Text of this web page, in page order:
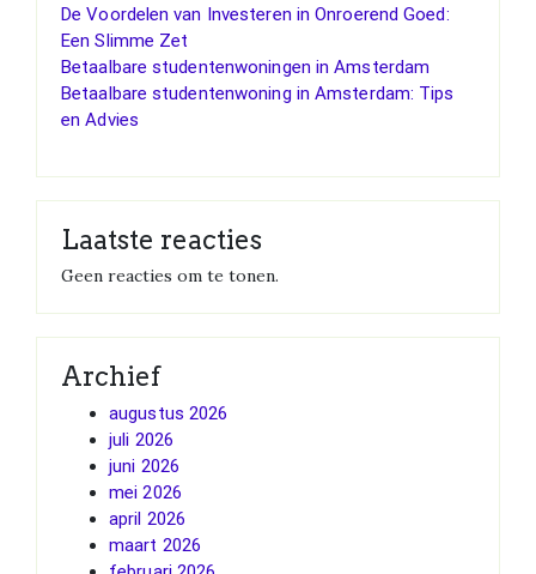
De Voordelen van Investeren in Onroerend Goed:
Een Slimme Zet
Betaalbare studentenwoningen in Amsterdam
Betaalbare studentenwoning in Amsterdam: Tips
en Advies
Laatste reacties
Geen reacties om te tonen.
Archief
augustus 2026
juli 2026
juni 2026
mei 2026
april 2026
maart 2026